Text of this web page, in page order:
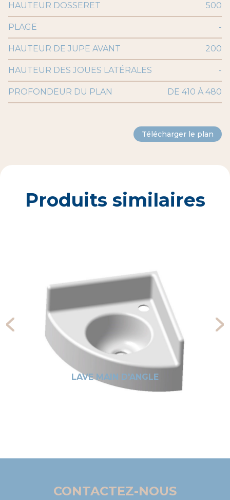
HAUTEUR DOSSERET 500
PLAGE -
HAUTEUR DE JUPE AVANT 200
HAUTEUR DES JOUES LATÉRALES -
PROFONDEUR DU PLAN DE 410 À 480
Télécharger le plan
Produits similaires
LAVE MAIN D'ANGLE
CONTACTEZ-NOUS